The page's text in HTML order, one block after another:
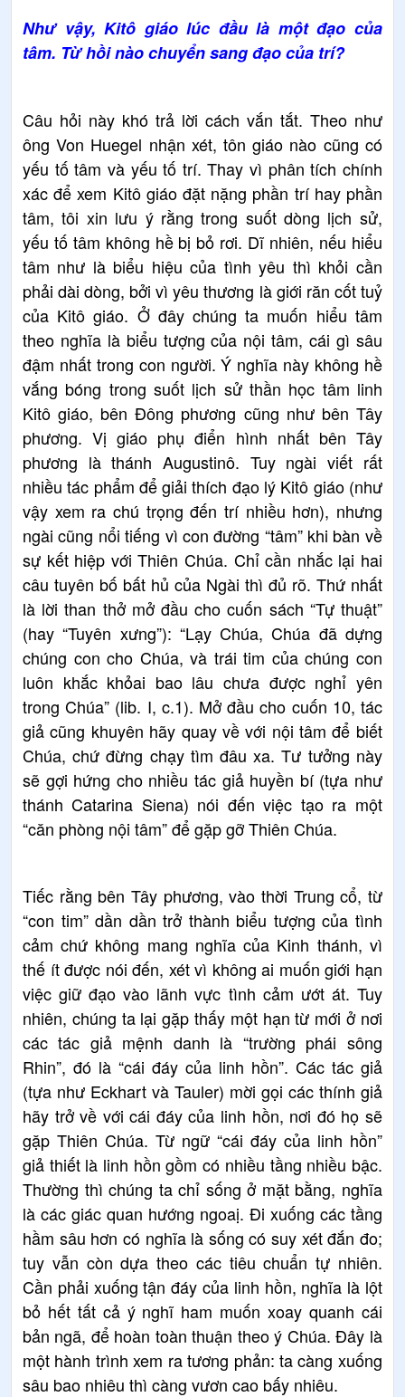
Như vậy, Kitô giáo lúc đầu là một đạo của
tâm. Từ hồi nào chuyển sang đạo của trí?
Câu hỏi này khó trả lời cách vắn tắt. Theo như
ông Von Huegel nhận xét, tôn giáo nào cũng có
yếu tố tâm và yếu tố trí. Thay vì phân tích chính
xác để xem Kitô giáo đặt nặng phần trí hay phần
tâm, tôi xin lưu ý rằng trong suốt dòng lịch sử,
yếu tố tâm không hề bị bỏ rơi. Dĩ nhiên, nếu hiểu
tâm như là biểu hiệu của tình yêu thì khỏi cần
phải dài dòng, bởi vì yêu thương là giới răn cốt tuỷ
của Kitô giáo. Ở đây chúng ta muốn hiểu tâm
theo nghĩa là biểu tượng của nội tâm, cái gì sâu
đậm nhất trong con người. Ý nghĩa này không hề
vắng bóng trong suốt lịch sử thần học tâm linh
Kitô giáo, bên Đông phương cũng như bên Tây
phương. Vị giáo phụ điển hình nhất bên Tây
phương là thánh Augustinô. Tuy ngài viết rất
nhiều tác phẩm để giải thích đạo lý Kitô giáo (như
vậy xem ra chú trọng đến trí nhiều hơn), nhưng
ngài cũng nổi tiếng vì con đường “tâm” khi bàn về
sự kết hiệp với Thiên Chúa. Chỉ cần nhắc lại hai
câu tuyên bố bất hủ của Ngài thì đủ rõ. Thứ nhất
là lời than thở mở đầu cho cuốn sách “Tự thuật”
(hay “Tuyên xưng”): “Lạy Chúa, Chúa đã dựng
chúng con cho Chúa, và trái tim của chúng con
luôn khắc khỏai bao lâu chưa được nghỉ yên
trong Chúa” (lib. I, c.1). Mở đầu cho cuốn 10, tác
giả cũng khuyên hãy quay về với nội tâm để biết
Chúa, chứ đừng chạy tìm đâu xa. Tư tưởng này
sẽ gợi hứng cho nhiều tác giả huyền bí (tựa như
thánh Catarina Siena) nói đến việc tạo ra một
“căn phòng nội tâm” để gặp gỡ Thiên Chúa.
Tiếc rằng bên Tây phương, vào thời Trung cổ, từ
“con tim” dần dần trở thành biểu tượng của tình
cảm chứ không mang nghĩa của Kinh thánh, vì
thế ít được nói đến, xét vì không ai muốn giới hạn
việc giữ đạo vào lãnh vực tình cảm ướt át. Tuy
nhiên, chúng ta lại gặp thấy một hạn từ mới ở nơi
các tác giả mệnh danh là “trường phái sông
Rhin”, đó là “cái đáy của linh hồn”. Các tác giả
(tựa như Eckhart và Tauler) mời gọi các thính giả
hãy trở về với cái đáy của linh hồn, nơi đó họ sẽ
gặp Thiên Chúa. Từ ngữ “cái đáy của linh hồn”
giả thiết là linh hồn gồm có nhiều tầng nhiều bậc.
Thường thì chúng ta chỉ sống ở mặt bằng, nghĩa
là các giác quan hướng ngoaị. Đi xuống các tầng
hầm sâu hơn có nghĩa là sống có suy xét đắn đo;
tuy vẫn còn dựa theo các tiêu chuẩn tự nhiên.
Cần phải xuống tận đáy của linh hồn, nghĩa là lột
bỏ hết tất cả ý nghĩ ham muốn xoay quanh cái
bản ngã, để hoàn toàn thuận theo ý Chúa. Đây là
một hành trình xem ra tương phản: ta càng xuống
sâu bao nhiêu thì càng vươn cao bấy nhiêu.